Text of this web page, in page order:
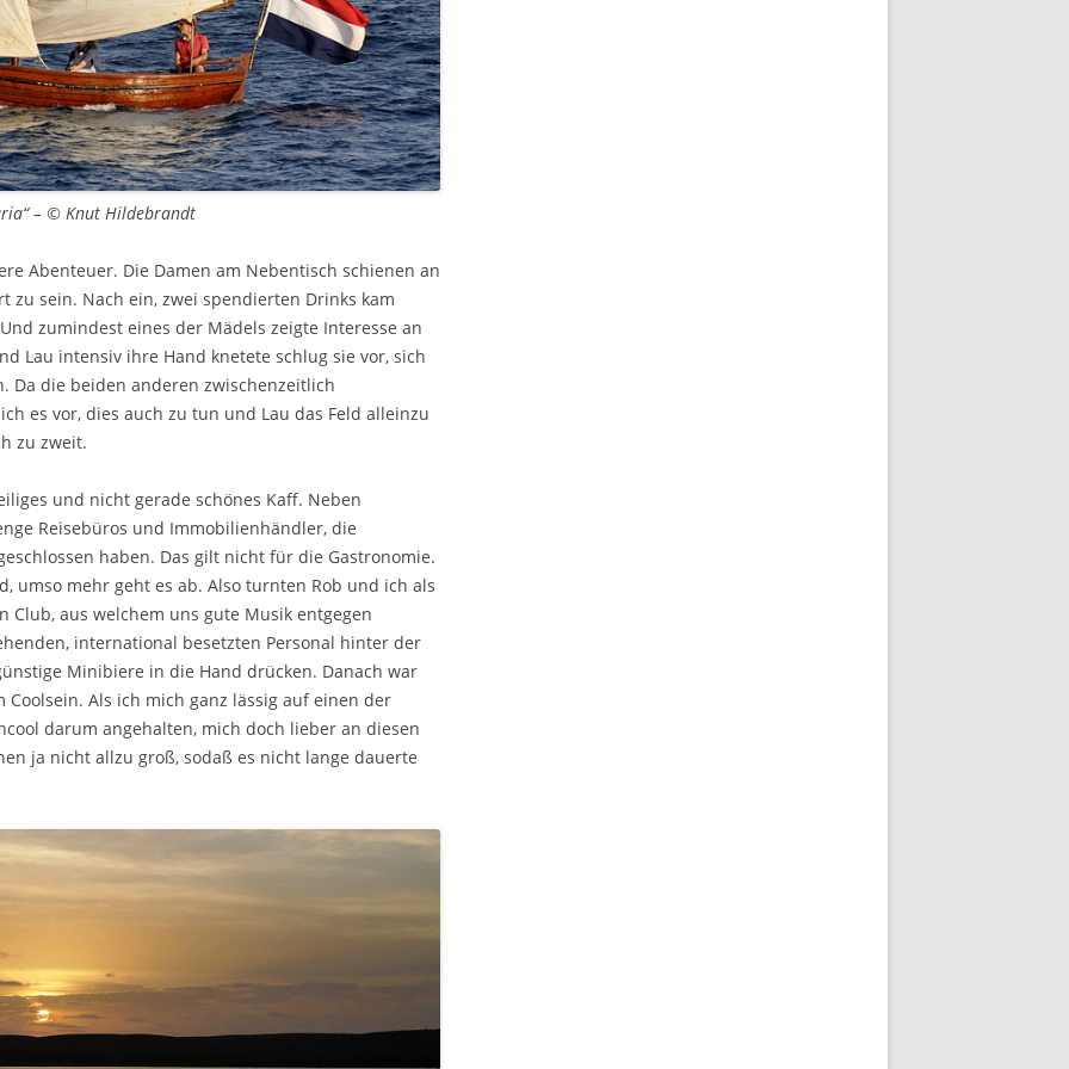
– © Knut Hildebrandt
Abenteuer. Die Damen am Nebentisch schienen an
sein. Nach ein, zwei spendierten Drinks kam
zumindest eines der Mädels zeigte Interesse an
Lau intensiv ihre Hand knetete schlug sie vor, sich
Da die beiden anderen zwischenzeitlich
es vor, dies auch zu tun und Lau das Feld alleinzu
zu zweit.
und nicht gerade schönes Kaff. Neben
Reisebüros und Immobilienhändler, die
haben. Das gilt nicht für die Gastronomie.
umso mehr geht es ab. Also turnten Rob und ich als
aus welchem uns gute Musik entgegen
international besetzten Personal hinter der
Minibiere in die Hand drücken. Danach war
Als ich mich ganz lässig auf einen der
darum angehalten, mich doch lieber an diesen
ja nicht allzu groß, sodaß es nicht lange dauerte